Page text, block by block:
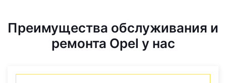
Преимущества обслуживания и
ремонта Opel у нас